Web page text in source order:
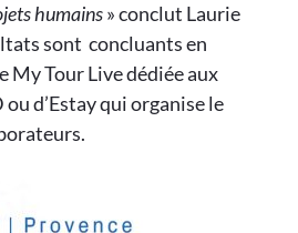
humains» conclut Laurie
sont concluants en
My Tour Live dédiée aux
d’Estay qui organise le